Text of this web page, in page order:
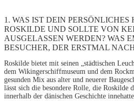
1. WAS IST DEIN
ROSKILDE UND SOLLTE VON
AUSGELASSEN WERDEN? WAS
BESUCHER, DER ERSTMAL
Roskilde bietet mit seinen „städtischen
dem Wikingerschiffmuseum und dem
gesunden Mix aus alter und neuerer
lässt sich die besondere Rolle, die Roskilde
innerhalb der dänischen Geschichte